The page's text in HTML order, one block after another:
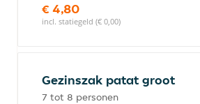
€ 4,80
incl. statiegeld (€ 0,00)
Gezinszak patat groot
7 tot 8 personen